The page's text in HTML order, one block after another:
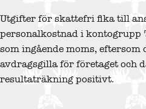
Utgifter för skattefri fika till
personalkostnad i kontogrupp
som ingående moms, eftersom
avdragsgilla för företaget och
resultaträkning positivt.